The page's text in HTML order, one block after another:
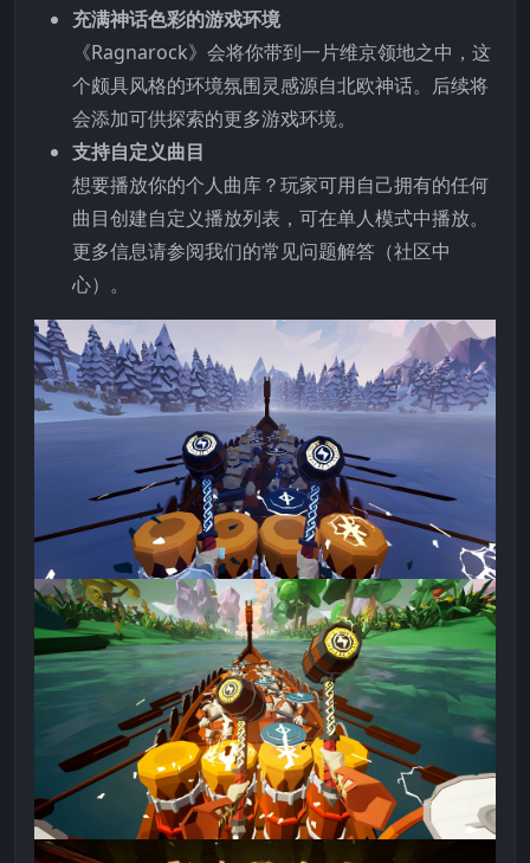
充满神话色彩的游戏环境
《Ragnarock》会将你带到一片维京领地之中，这
个颇具风格的环境氛围灵感源自北欧神话。后续将
会添加可供探索的更多游戏环境。
支持自定义曲目
想要播放你的个人曲库？玩家可用自己拥有的任何
曲目创建自定义播放列表，可在单人模式中播放。
更多信息请参阅我们的常见问题解答（社区中
心）。